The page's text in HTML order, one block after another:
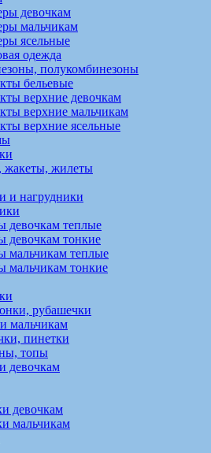
девочкам
мальчикам
ясельные
одежда
полукомбинезоны
бельевые
верхние девочкам
верхние мальчикам
верхние ясельные
жакеты, жилеты
и нагрудники
девочкам теплые
тонкие
мальчикам теплые
мальчикам тонкие
рубашечки
мальчикам
пинетки
топы
девочкам
девочкам
мальчикам